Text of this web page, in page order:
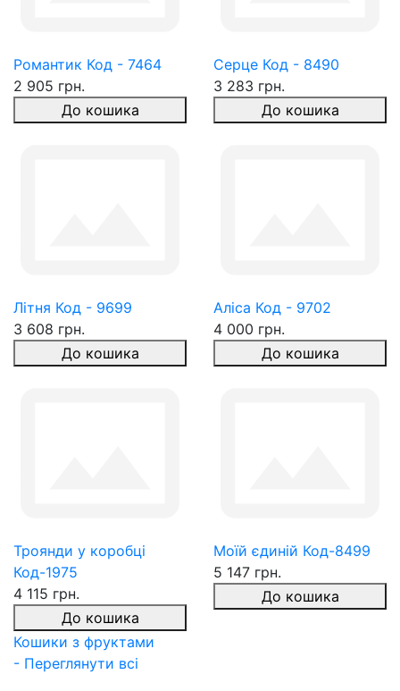
Романтик Код - 7464
2 905 грн.
До кошика
Серце Код - 8490
3 283 грн.
До кошика
Літня Код - 9699
3 608 грн.
До кошика
Аліса Код - 9702
4 000 грн.
До кошика
Троянди у коробці
Код-1975
4 115 грн.
До кошика
Моїй єдиній Код-8499
5 147 грн.
До кошика
Кошики з фруктами
- Переглянути всі